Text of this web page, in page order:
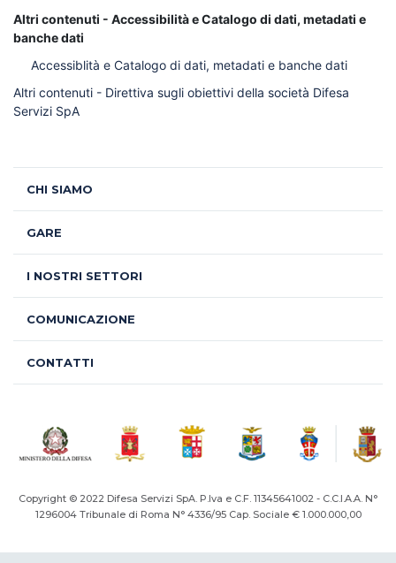
Altri contenuti - Accessibilità e Catalogo di dati, metadati e
banche dati
Accessiblità e Catalogo di dati, metadati e banche dati
Altri contenuti - Direttiva sugli obiettivi della società Difesa
Servizi SpA
CHI SIAMO
GARE
I NOSTRI SETTORI
COMUNICAZIONE
CONTATTI
Copyright © 2022 Difesa Servizi SpA. P.Iva e C.F. 11345641002 - C.C.I.A.A. N°
1296004Tribunale di Roma N° 4336/95 Cap. Sociale € 1.000.000,00